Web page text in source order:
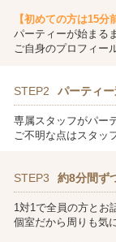
【初めての方は15分
パーティーが始まる
ご自身のプロフィー
STEP2 パーティ
専属スタッフがパー
ご不明な点はスタッ
STEP3 約8分間ず
1対1で全員の方とお
個室だから周りも気